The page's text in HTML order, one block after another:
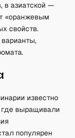
в азиатской —
«оранжевым
свойств.
известно
где выращивали
популярен